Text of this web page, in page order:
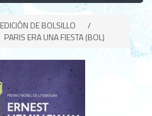
EDICIÓN DE BOLSILLO
/
PARIS ERA UNA FIESTA (BOL)